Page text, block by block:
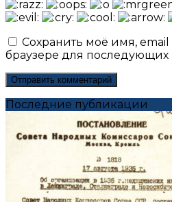
Сохранить моё имя, email
браузере для
Последние публикации